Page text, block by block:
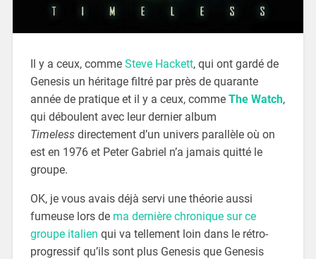
Il y a ceux, comme Steve Hackett, qui ont gardé de
Genesis un héritage filtré par près de quarante
année de pratique et il y a ceux, comme The Watch,
qui déboulent avec leur dernier album
Timelessdirectement d’un univers parallèle où on
est en 1976 et Peter Gabriel n’a jamais quitté le
groupe.
OK, je vous avais déjà servi une théorie aussi
fumeuse lors de ma dernière chronique sur ce
groupe italien qui va tellement loin dans le rétro-
progressif qu’ils sont plus Genesis que Genesis